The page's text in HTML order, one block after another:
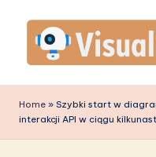
content
is
u
Home » Szybki start w
interakcji API w ciągu